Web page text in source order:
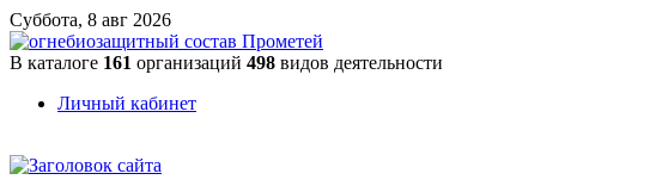
Суббота, 8 авг 2026
В каталоге 161 организаций 498 видов деятельности
Личный кабинет